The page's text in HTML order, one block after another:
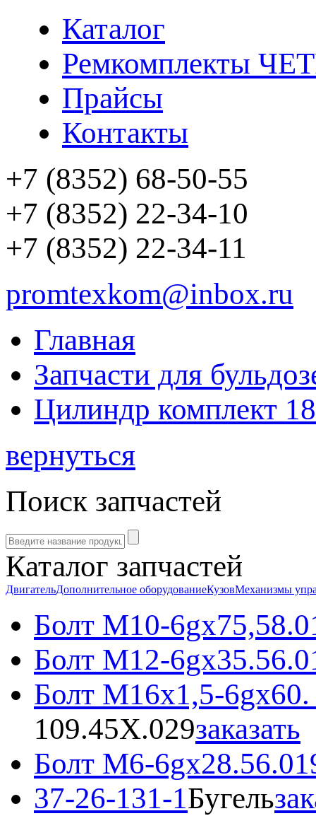
Каталог
Ремкомплекты
Прайсы
Контакты
+7 (8352) 68-50-55
+7 (8352) 22-34-10
+7 (8352) 22-34-11
promtexkom@inbox.ru
Главная
Запчасти для
Цилиндр комплект
вернуться
Поиск запчастей
Каталог запчастей
ДвигательДополнительное оборудованиеКузовМеханизмы
Болт M10-
Болт М12-
Болт М16x1,5-
109.45Х.029заказать
Болт М6-
37-26-131-1Бугель